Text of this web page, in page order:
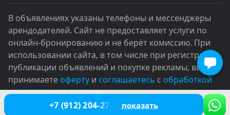
+7 (912) 204-27-16 показать
В объявлениях указаны телефоны и мессенджеры
арендодателей. Сайт не предоставляет услуги по
онлайн-бронированию и не берёт комиссию. При
использовании сайта, в том числе при регистрации,
публикации объявлений и покупке рекламы, вы
принимаете оферту и соглашаетесь с обработкой
персональных данных